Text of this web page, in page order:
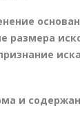
размера
и